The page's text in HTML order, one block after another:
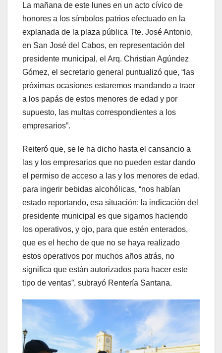
La mañana de este lunes en un acto cívico de
honores a los símbolos patrios efectuado en la
explanada de la plaza pública Tte. José Antonio,
en San José del Cabos, en representación del
presidente municipal, el Arq. Christian Agúndez
Gómez, el secretario general puntualizó que, “las
próximas ocasiones estaremos mandando a traer
a los papás de estos menores de edad y por
supuesto, las multas correspondientes a los
empresarios”.
Reiteró que, se le ha dicho hasta el cansancio a
las y los empresarios que no pueden estar dando
el permiso de acceso a las y los menores de edad,
para ingerir bebidas alcohólicas, “nos habían
estado reportando, esa situación; la indicación del
presidente municipal es que sigamos haciendo
los operativos, y ojo, para que estén enterados,
que es el hecho de que no se haya realizado
estos operativos por muchos años atrás, no
significa que están autorizados para hacer este
tipo de ventas”, subrayó Rentería Santana.